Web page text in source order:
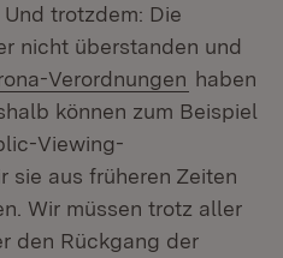
trotzdem: Die
nicht überstanden und
Verordnungen (Öffnet
haben
können zum Beispiel
Viewing-
sie aus früheren Zeiten
Wir müssen trotz aller
den Rückgang der